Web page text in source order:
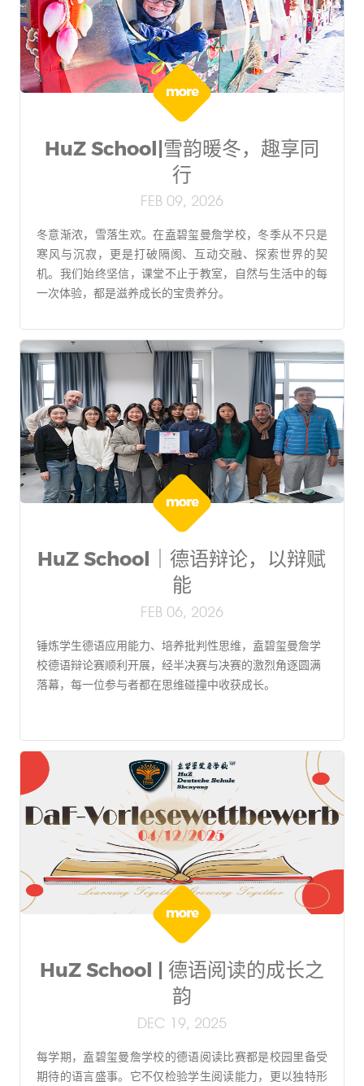
HuZ School|雪韵暖冬，趣享同
行
FEB 09, 2026
冬意渐浓，雪落生欢。在盍碧玺曼詹学校，冬季从不只是
寒风与沉寂，更是打破隔阂、互动交融、探索世界的契
机。我们始终坚信，课堂不止于教室，自然与生活中的每
一次体验，都是滋养成长的宝贵养分。
HuZ School｜德语辩论，以辩赋
能
FEB 06, 2026
锤炼学生德语应用能力、培养批判性思维，盍碧玺曼詹学
校德语辩论赛顺利开展，经半决赛与决赛的激烈角逐圆满
落幕，每一位参与者都在思维碰撞中收获成长。
HuZ School | 德语阅读的成长之
韵
DEC 19, 2025
每学期，盍碧玺曼詹学校的德语阅读比赛都是校园里备受
期待的语言盛事。它不仅检验学生阅读能力，更以独特形